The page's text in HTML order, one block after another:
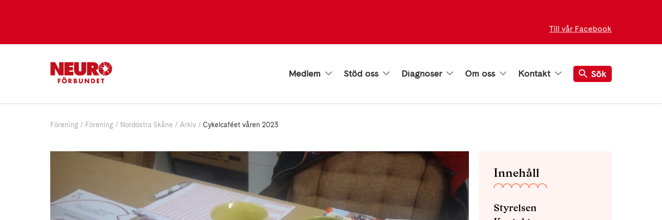
Till vår Facebook
Medlem Stöd oss Diagnoser Om oss Kontakt Sök
Förening Förening Nordöstra Skåne Arkiv Cykelcaféet våren 2023
Innehåll
Styrelsen